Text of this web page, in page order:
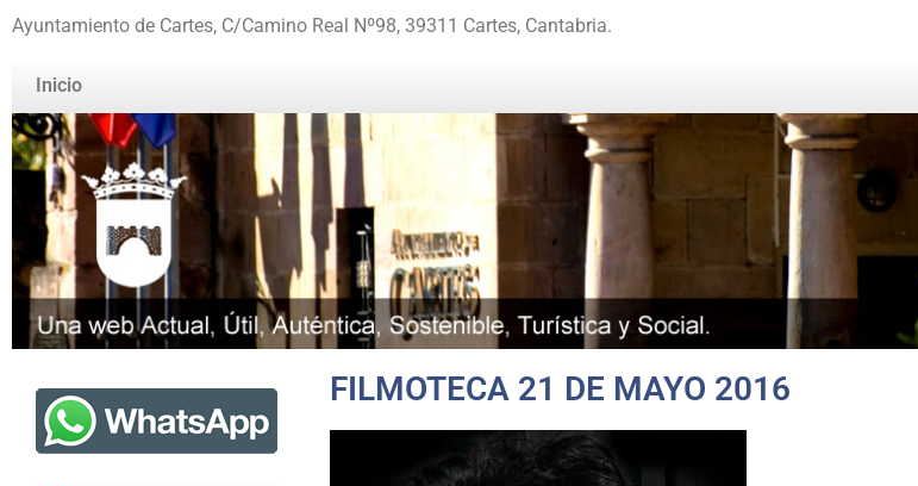
Ayuntamiento de Cartes, C/Camino Real Nº98, 39311 Cartes, Cantabria.
Inicio
FILMOTECA 21 DE MAYO 2016